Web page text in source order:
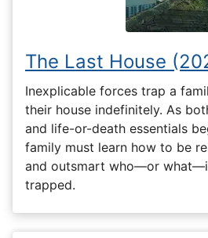
The Last House
Inexplicable forces trap a
their house indefinitely. As
and life-or-death essentials
family must learn how to be
and outsmart who—or
trapped.